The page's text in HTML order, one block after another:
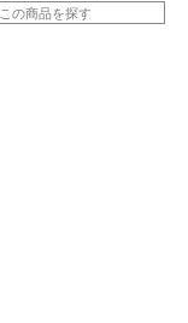
この商品を探す